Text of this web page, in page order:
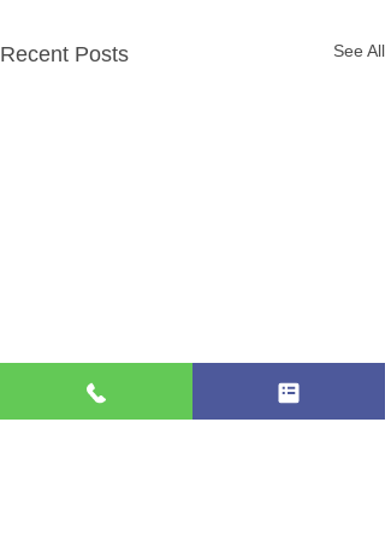
Recent Posts See All